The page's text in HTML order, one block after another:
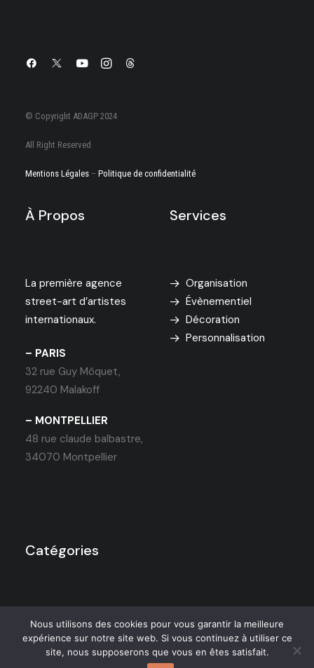
© Copyright ADAGP 2024
All Right Reserved
Mentions Légales – Politique de confidentialité
À Propos
La première agence
street-art d’artistes
internationaux.
– PARIS
32 rue Guy Môquet,
92240 Malakoff
– MONTPELLIER
48 rue claude balbastre,
34070 Montpellier
Services
Organisation
Évènementiel
Décoration
Personnalisation
Catégories
Nous utilisons des cookies pour vous garantir la meilleure
expérience sur notre site web. Si vous continuez à utiliser ce
site, nous supposerons que vous en êtes satisfait.